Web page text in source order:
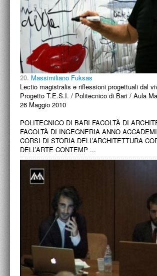
20. Massimiliano Fuksas
Lectio magistralis e riflessioni progettuali dal
Progetto T.E.S.I. / Politecnico di Bari / Aula
26 Maggio 2010
POLITECNICO DI BARI FACOLTÀ DI
FACOLTÀ DI INGEGNERIA ANNO
CORSI DI STORIA DELL’ARCHITETTURA
DELL’ARTE CONTEMP ...